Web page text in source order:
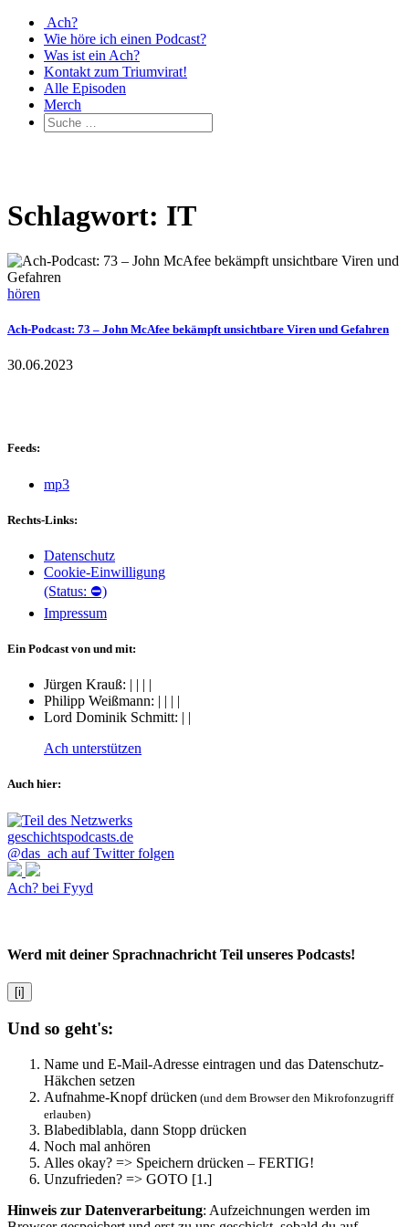
Ach?
Wie höre ich einen Podcast?
Was ist ein Ach?
Kontakt zum Triumvirat!
Alle Episoden
Merch
Schlagwort: IT
hören
Ach-Podcast: 73 – John McAfee bekämpft unsichtbare Viren und Gefahren
30.06.2023
Feeds:
mp3
Rechts-Links:
Datenschutz
Cookie-Einwilligung
(Status: ⛔)
Impressum
Ein Podcast von und mit:
Jürgen Krauß: | | | |
Philipp Weißmann: | | | |
Lord Dominik Schmitt: | |
Ach unterstützen
Auch hier:
@das_ach auf Twitter folgen
Ach? bei Fyyd
Werd mit deiner Sprachnachricht Teil unseres Podcasts!
[i]
Und so geht's:
Name und E-Mail-Adresse eintragen und das Datenschutz-
Häkchen setzen
Aufnahme-Knopf drücken (und dem Browser den Mikrofonzugriff
erlauben)
Blabediblabla, dann Stopp drücken
Noch mal anhören
Alles okay? => Speichern drücken – FERTIG!
Unzufrieden? => GOTO [1.]
Hinweis zur Datenverarbeitung: Aufzeichnungen werden im